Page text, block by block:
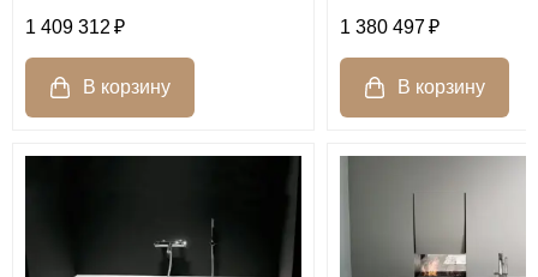
1 409 312 1 380 497